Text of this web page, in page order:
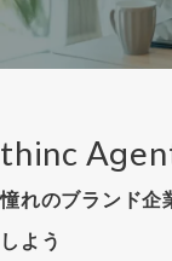
thinc
憧れのブランド企
しよう